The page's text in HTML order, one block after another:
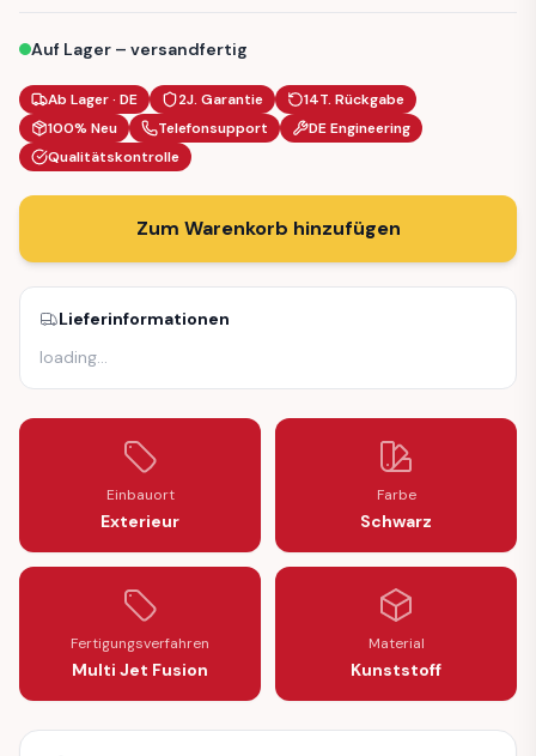
Auf Lager – versandfertig
Ab Lager · DE 2J. Garantie
14T. Rückgabe
100% Neu
Telefonsupport
DE Engineering
Qualitätskontrolle
Zum Warenkorb hinzufügen
Lieferinformationen
loading…
Einbauort
Exterieur
Farbe
Schwarz
Fertigungsverfahren
Multi Jet Fusion
Material
Kunststoff